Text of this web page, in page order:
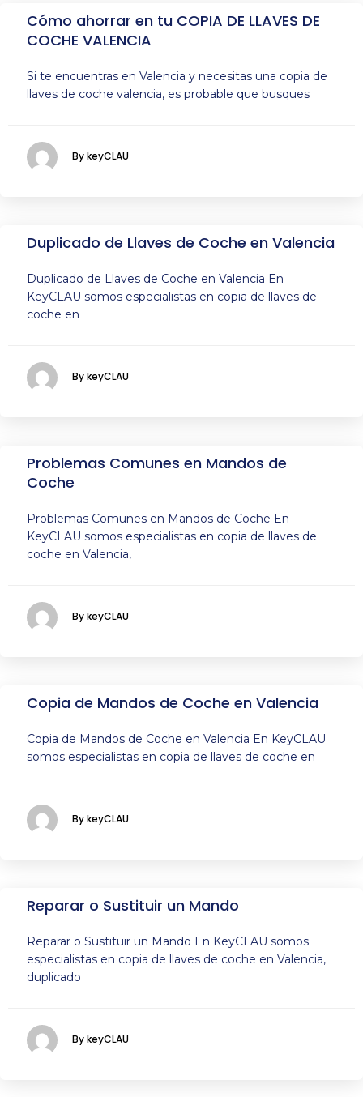
Cómo ahorrar en tu COPIA DE LLAVES DE
COCHE VALENCIA
Si te encuentras en Valencia y necesitas una copia de
llaves de coche valencia, es probable que busques
By keyCLAU
Duplicado de Llaves de Coche en Valencia
Duplicado de Llaves de Coche en Valencia En
KeyCLAU somos especialistas en copia de llaves de
coche en
By keyCLAU
Problemas Comunes en Mandos de
Coche
Problemas Comunes en Mandos de Coche En
KeyCLAU somos especialistas en copia de llaves de
coche en Valencia,
By keyCLAU
Copia de Mandos de Coche en Valencia
Copia de Mandos de Coche en Valencia En KeyCLAU
somos especialistas en copia de llaves de coche en
By keyCLAU
Reparar o Sustituir un Mando
Reparar o Sustituir un Mando En KeyCLAU somos
especialistas en copia de llaves de coche en Valencia,
duplicado
By keyCLAU